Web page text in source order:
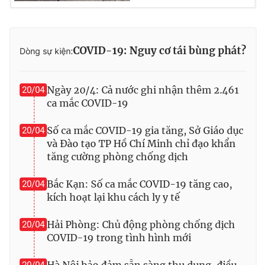
THỜI BÁO VTV
Theo dõi báo trên
Cơ quan chủ quản:Đài Truyền hình Việt Nam
Cơ quan báo chí:
Thời báo VTV
Giấy phép hoạt động báo in và báo điện tử số 483/GP-BTTTT
cấp ngày 29/12/2023
Tổng Biên tập:
Phó Tổng Biên tập:Nguyễn Thị Mỹ Hạnh, Phạm Quốc Thắng,
Nguyễn Trọng Ninh
Tổng đài VTV:
Dòng sự kiện:COVID-19: Nguy cơ tái bùng phát?
20/04 Ngày 20/4: Cả nước ghi nhận thêm 2.461
ca mắc COVID-19
20/04 Số ca mắc COVID-19 gia tăng, Sở Giáo dục
và Đào tạo TP Hồ Chí Minh chỉ đạo khẩn
tăng cường phòng chống dịch
20/04 Bắc Kạn: Số ca mắc COVID-19 tăng cao,
kích hoạt lại khu cách ly y tế
20/04 Hải Phòng: Chủ động phòng chống dịch
COVID-19 trong tình hình mới